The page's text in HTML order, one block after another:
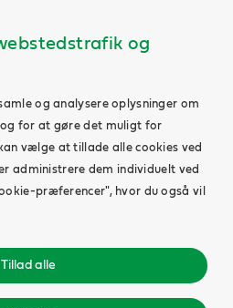
og
og analysere oplysninger om
for at gøre det muligt for
vælge at tillade alle cookies ved
administrere dem individuelt ved
præferencer", hvor du også vil
Tillad alle